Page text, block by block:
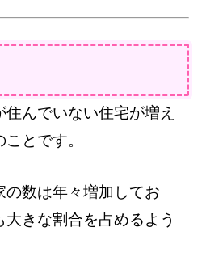
んでいない住宅が増え
とです。
数は年々増加してお
きな割合を占めるよう